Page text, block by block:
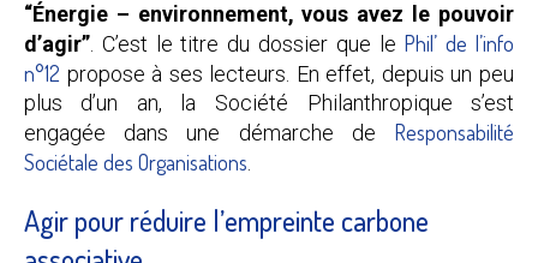
“Énergie – environnement, vous avez le pouvoir
d’agir”. C’est le titre du dossier que le Phil’ de l’info
n°12 propose à ses lecteurs. En effet, depuis un peu
plus d’un an, la Société Philanthropique s’est
engagée dans une démarche de Responsabilité
Sociétale des Organisations
Agir pour réduire l’empreinte carbone